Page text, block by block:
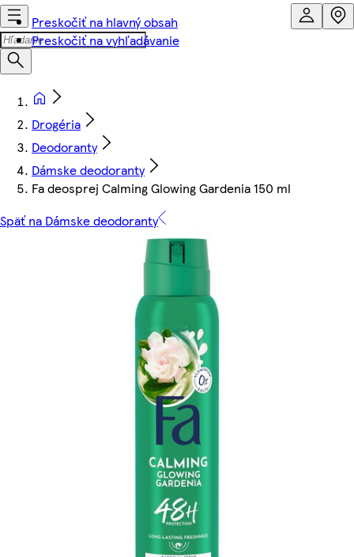
Preskočiť na hlavný obsah
Preskočiť na vyhľadávanie
Drogéria
Deodoranty
Dámske deodoranty
Fa deosprej Calming Glowing Gardenia 150 ml
Späť na Dámske deodoranty